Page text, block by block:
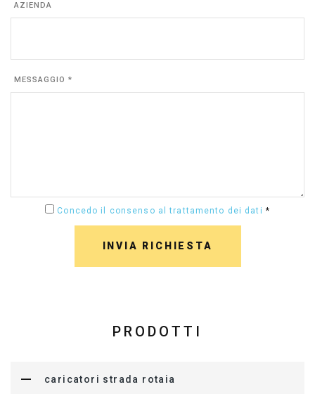
AZIENDA
MESSAGGIO *
Concedo il consenso al trattamento dei dati *
INVIA RICHIESTA
PRODOTTI
caricatori strada rotaia